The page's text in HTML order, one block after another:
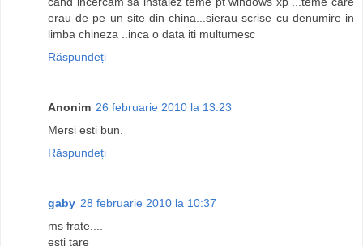
erau de pe un site din china...sierau scrise cu denumire in
limba chineza ..inca o data iti multumesc
Răspundeți
Anonim 26 februarie 2010 la 13:23
Mersi esti bun.
Răspundeți
gaby 28 februarie 2010 la 10:37
ms frate....
esti tare